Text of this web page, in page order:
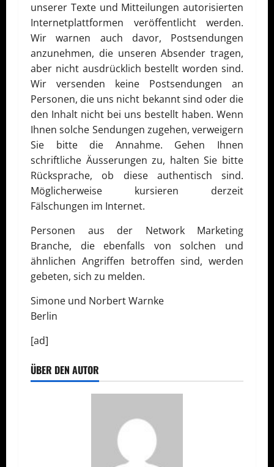
unserer Texte und Mitteilungen autorisierten
Internetplattformen veröffentlicht werden.
Wir warnen auch davor, Postsendungen
anzunehmen, die unseren Absender tragen,
aber nicht ausdrücklich bestellt worden sind.
Wir versenden keine Postsendungen an
Personen, die uns nicht bekannt sind oder die
den Inhalt nicht bei uns bestellt haben. Wenn
Ihnen solche Sendungen zugehen, verweigern
Sie bitte die Annahme. Gehen Ihnen
schriftliche Äusserungen zu, halten Sie bitte
Rücksprache, ob diese authentisch sind.
Möglicherweise kursieren derzeit
Fälschungen im Internet.
Personen aus der Network Marketing
Branche, die ebenfalls von solchen und
ähnlichen Angriffen betroffen sind, werden
gebeten, sich zu melden.
Simone und Norbert Warnke
Berlin
[ad]
ÜBER DEN AUTOR